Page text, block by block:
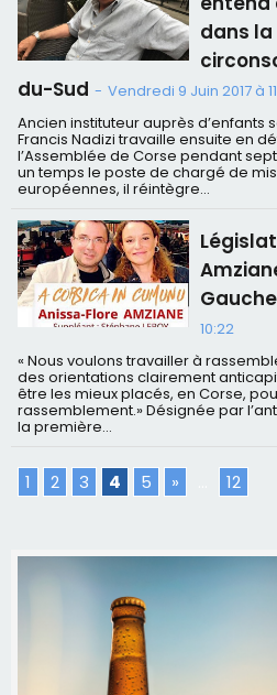
dans
du-Sud - Vendredi 9 Juin 2017 à
Ancien instituteur auprès d’enfants
Francis Nadizi travaille ensuite en
l’Assemblée de Corse pendant
un temps le poste de chargé de
européennes, il réintègre...
10:22
« Nous voulons travailler à
des orientations clairement
être les mieux placés, en Corse,
rassemblement.» Désignée par
la première...
1 2 3 4 5 » 12